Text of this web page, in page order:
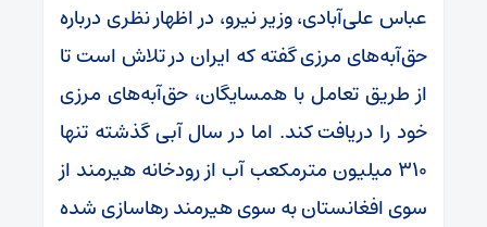
عباس علی‌آبادی، وزیر نیرو، در اظهار نظری درباره
حق‌آبه‌های مرزی گفته که ایران در تلاش است تا
از طریق تعامل با همسایگان، حق‌آبه‌های مرزی
خود را دریافت کند. اما در سال آبی گذشته تنها
۳۱۰ میلیون مترمکعب آب از رودخانه هیرمند از
سوی افغانستان به سوی هیرمند رهاسازی شده